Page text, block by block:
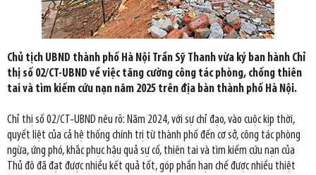
Chủ tịch UBND thành phố Hà Nội Trần Sỹ Thanh vừa ký ban hành Chỉ
thị số 02/CT-UBND về việc tăng cường công tác phòng, chống thiên
tai và tìm kiếm cứu nạn năm 2025 trên địa bàn thành phố Hà Nội.
Chỉ thị số 02/CT-UBND nêu rõ: Năm 2024, với sự chỉ đạo, vào cuộc kịp thời,
quyết liệt của cả hệ thống chính trị từ thành phố đến cơ sở, công tác phòng
ngừa, ứng phó, khắc phục hậu quả sự cố, thiên tai và tìm kiếm cứu nạn của
Thủ đô đã đạt được nhiều kết quả tốt, góp phần hạn chế được nhiều thiệt